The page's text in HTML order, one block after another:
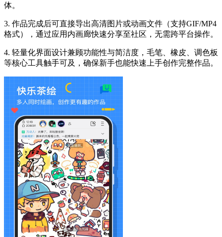
体。
3. 作品完成后可直接导出高清图片或动画文件（支持GIF/MP4
格式），通过应用内画廊快速分享至社区，无需跨平台操作。
4. 轻量化界面设计兼顾功能性与简洁度，毛笔、橡皮、调色板
等核心工具触手可及，确保新手也能快速上手创作完整作品。